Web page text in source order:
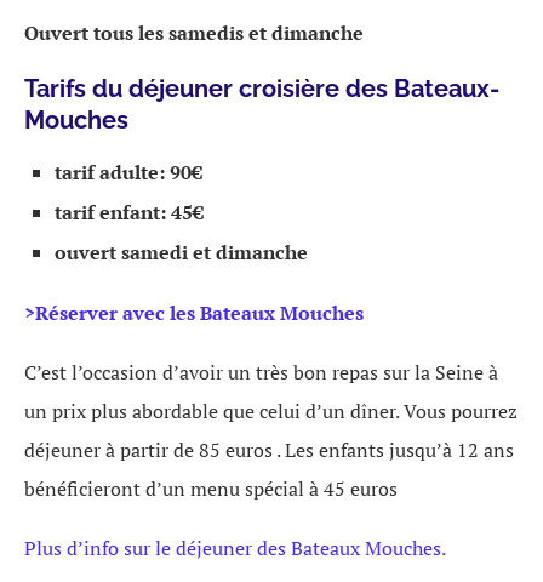
Ouvert tous les samedis et dimanche
Tarifs du déjeuner croisière des Bateaux-
Mouches
tarif adulte: 90€
tarif enfant: 45€
ouvert samedi et dimanche
>Réserver avec les Bateaux Mouches
C’est l’occasion d’avoir un très bon repas sur la Seine à
un prix plus abordable que celui d’un dîner. Vous pourrez
déjeuner à partir de 85 euros . Les enfants jusqu’à 12 ans
bénéficieront d’un menu spécial à 45 euros
Plus d’info sur le déjeuner des Bateaux Mouches.